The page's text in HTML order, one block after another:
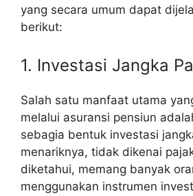
yang secara umum dapat
berikut:
1. Investasi Jangka
Salah satu manfaat utama
melalui asuransi pensiun
sebagia bentuk investasi
menariknya, tidak dikenai
diketahui, memang banyak
menggunakan instrumen